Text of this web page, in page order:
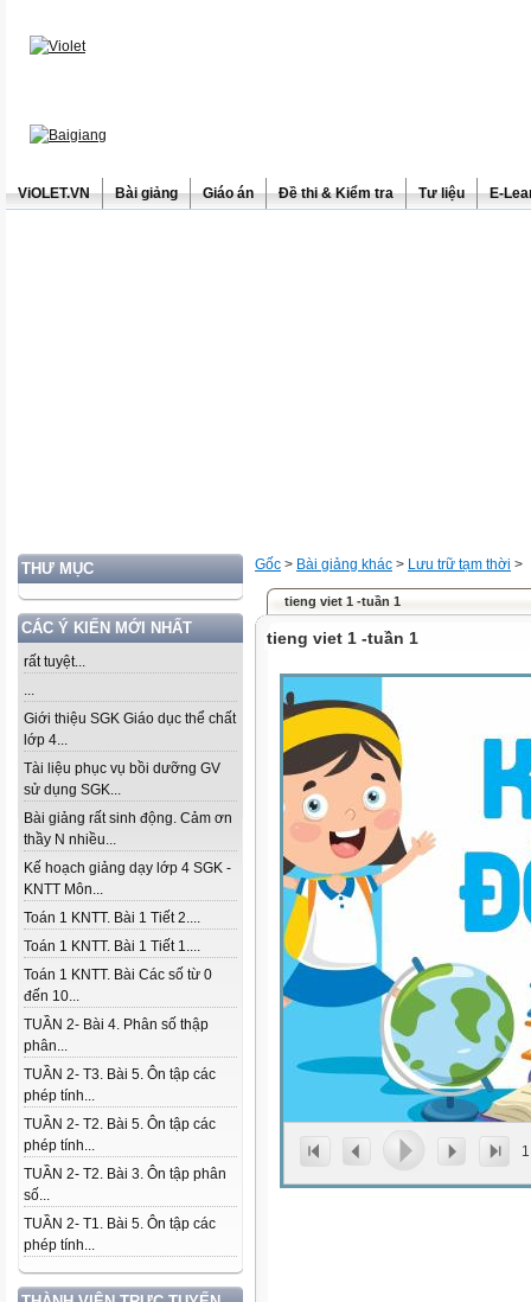
ViOLET.VN Bài giảng Giáo án Đề thi & Kiểm tra Tư liệu E-
THƯ MỤC
CÁC Ý KIẾN MỚI NHẤT
rất tuyệt...
...
Giới thiệu SGK Giáo dục thể chất
lớp 4...
Tài liệu phục vụ bồi dưỡng GV
sử dụng SGK...
Bài giảng rất sinh động. Cảm ơn
thầy N nhiều...
Kế hoạch giảng dạy lớp 4 SGK -
KNTT Môn...
Toán 1 KNTT. Bài 1 Tiết 2....
Toán 1 KNTT. Bài 1 Tiết 1....
Toán 1 KNTT. Bài Các số từ 0
đến 10...
TUẦN 2- Bài 4. Phân số thập
phân...
TUẦN 2- T3. Bài 5. Ôn tập các
phép tính...
TUẦN 2- T2. Bài 5. Ôn tập các
phép tính...
TUẦN 2- T2. Bài 3. Ôn tập phân
số...
TUẦN 2- T1. Bài 5. Ôn tập các
phép tính...
Gốc > Bài giảng khác > Lưu trữ tạm thời >
tieng viet 1 -tuần 1
tieng viet 1 -tuần 1
1